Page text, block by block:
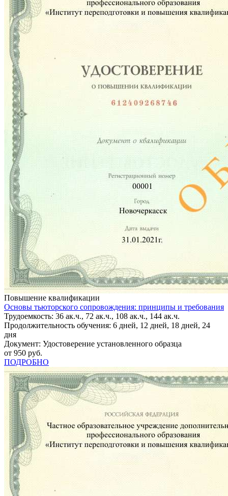
Повышение квалификации
Основы тьюторского сопровождения: принципы и требования
Трудоемкость: 36 ак.ч., 72 ак.ч., 108 ак.ч., 144 ак.ч.
Продолжительность обучения: 6 дней, 12 дней, 18 дней, 24
дня
Документ: Удостоверение установленного образца
от 950 руб.
ПОДРОБНО